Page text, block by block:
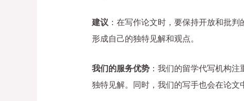
建议 ：在写作论文时，要保持开放和批
形成自己的独特见解和观点。
我们的服务优势：我们的留学代写机构注
独特见解。同时，我们的写手也会在论文